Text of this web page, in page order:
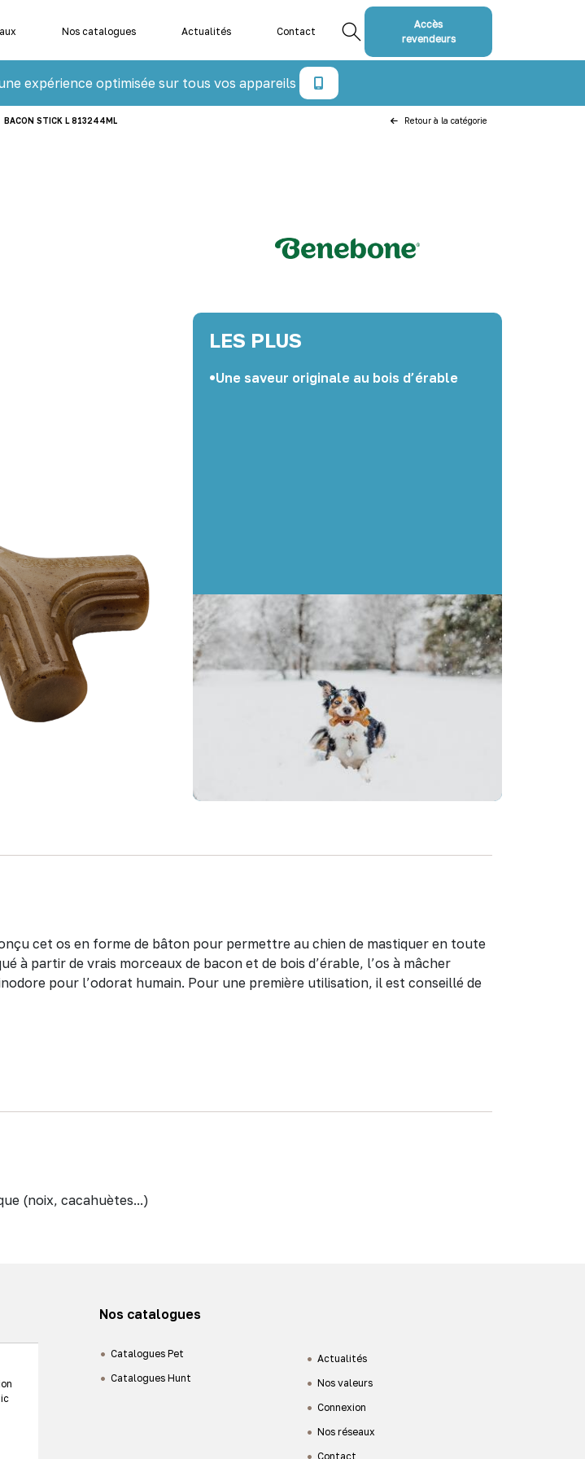
Nos catalogues Actualités Contact
Accès
revendeurs
expérience optimisée sur tous vos appareils
BACON STICK L 813244ML Retour à la catégorie
LES PLUS
Une saveur originale au bois d’érable
cet os en forme de bâton pour permettre au chien de mastiquer en toute
à partir de vrais morceaux de bacon et de bois d’érable, l’os à mâcher
pour l’odorat humain. Pour une première utilisation, il est conseillé de
(noix, cacahuètes...)
Nos catalogues
Catalogues Pet
Catalogues Hunt
Actualités
Nos valeurs
Connexion
Nos réseaux
Contact